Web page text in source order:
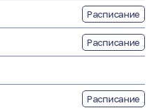
Расписание
Расписание
Расписание